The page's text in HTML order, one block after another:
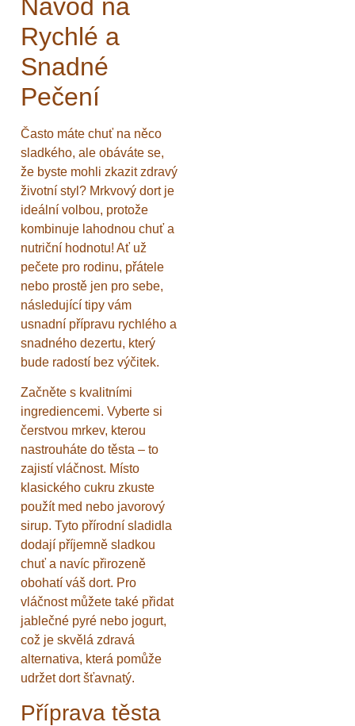
Návod na
Rychlé a
Snadné
Pečení
Často máte chuť na něco
sladkého, ale obáváte se,
že byste mohli zkazit zdravý
životní styl? Mrkvový dort je
ideální volbou, protože
kombinuje lahodnou chuť a
nutriční hodnotu! Ať už
pečete pro rodinu, přátele
nebo prostě jen pro sebe,
následující tipy vám
usnadní přípravu rychlého a
snadného dezertu, který
bude radostí bez výčitek.
Začněte s kvalitními
ingrediencemi. Vyberte si
čerstvou mrkev, kterou
nastrouháte do těsta – to
zajistí vláčnost. Místo
klasického cukru zkuste
použít med nebo javorový
sirup. Tyto přírodní sladidla
dodají příjemně sladkou
chuť a navíc přirozeně
obohatí váš dort. Pro
vláčnost můžete také přidat
jablečné pyré nebo jogurt,
což je skvělá zdravá
alternativa, která pomůže
udržet dort šťavnatý.
Příprava těsta